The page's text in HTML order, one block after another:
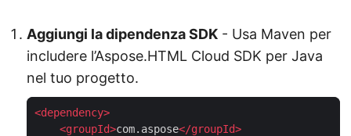
Aggiungi la dipendenza SDK - Usa Maven per
includere l’Aspose.HTML Cloud SDK per Java
nel tuo progetto.
<dependency>
<groupId>com.aspose</groupId>